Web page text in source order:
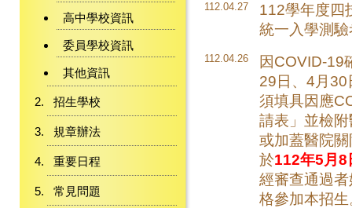
高中學校資訊
委員學校資訊
其他資訊
招生學校
規章辦法
重要日程
常見問題
112.04.27
112學年度四
統一入學測
112.04.26
因COVID-19
29日、4月30
須填具因應
請表」並檢
或加蓋醫院
於112年5月
經審查通過
格參加本招生